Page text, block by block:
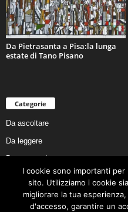
Da Pietrasanta a Pisa:la lunga
estate di Tano Pisano
Categorie
Da ascoltare
Da leggere
Da non perdere
Da conoscere
Da preservare
I cookie sono importanti
sito. Utilizziamo i cookie
migliorare la tua
d'accesso, garantire un